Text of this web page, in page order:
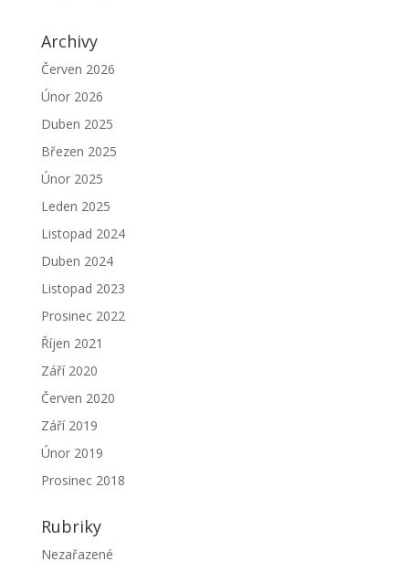
Archivy
Červen 2026
Únor 2026
Duben 2025
Březen 2025
Únor 2025
Leden 2025
Listopad 2024
Duben 2024
Listopad 2023
Prosinec 2022
Říjen 2021
Září 2020
Červen 2020
Září 2019
Únor 2019
Prosinec 2018
Rubriky
Nezařazené